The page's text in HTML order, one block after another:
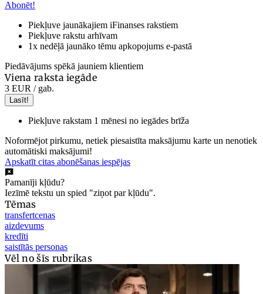
Abonēt!
Piekļuve jaunākajiem iFinanses rakstiem
Piekļuve rakstu arhīvam
1x nedēļā jaunāko tēmu apkopojums e-pastā
Piedāvājums spēkā jauniem klientiem
Viena raksta iegāde
3 EUR / gab.
Lasīt!
Piekļuve rakstam 1 mēnesi no iegādes brīža
Noformējot pirkumu, netiek piesaistīta maksājumu karte un nenotiek
automātiski maksājumi!
Apskatīt citas abonēšanas iespējas
Pamanīji kļūdu?
Iezīmē tekstu un spied "ziņot par kļūdu".
Tēmas
transfertcenas
aizdevums
kredīti
saistītās personas
Vēl no šīs rubrikas